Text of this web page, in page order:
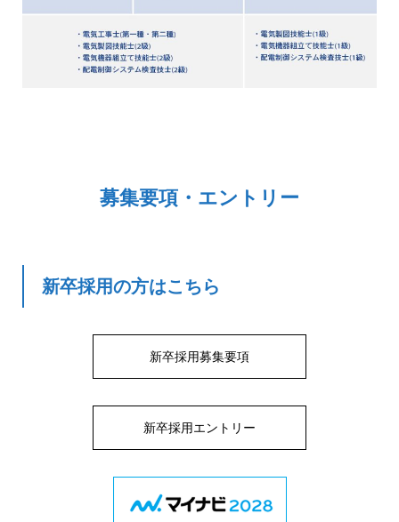
募集要項・エントリー
新卒採用の方はこちら
新卒採用募集要項
新卒採用エントリー